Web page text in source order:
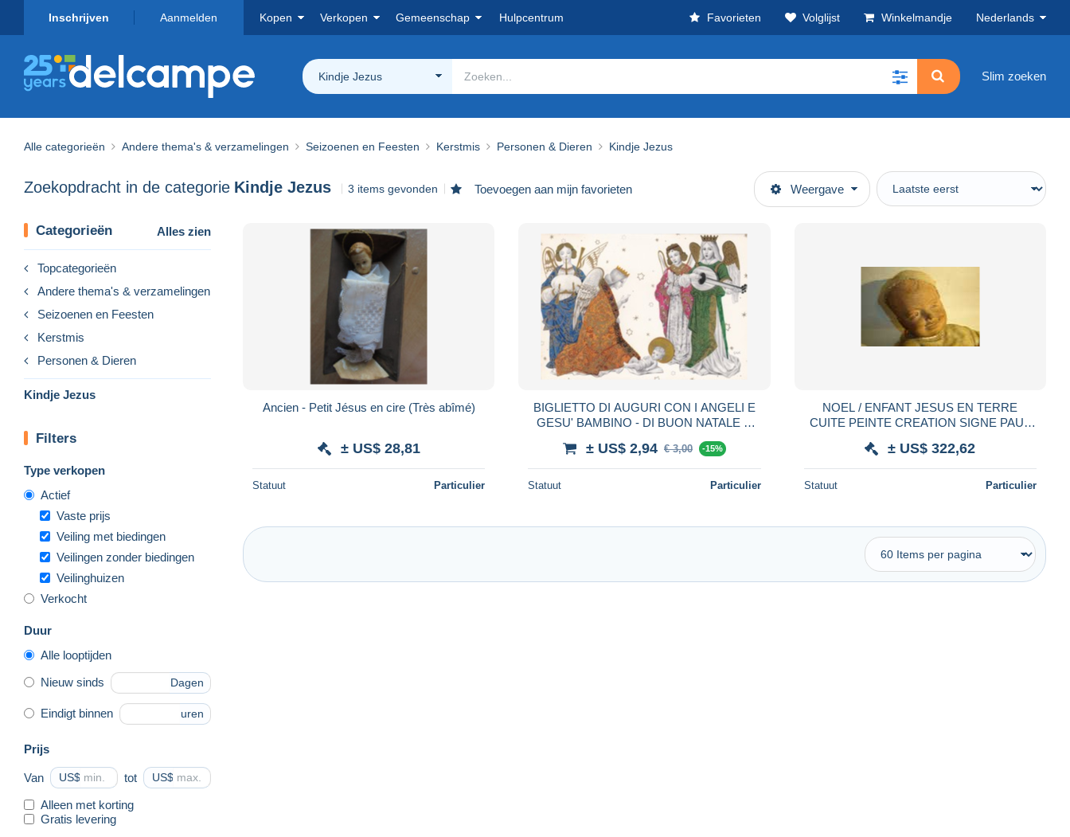
Inschrijven Aanmelden Kopen Verkopen Gemeenschap Hulpcentrum Favorieten Volglijst Winkelmandje Nederlands
Kindje Jezus Slim zoeken
Alle categorieën Andere thema's & verzamelingen Seizoenen en Feesten Kerstmis Personen & Dieren Kindje Jezus
Zoekopdracht in de categorie Kindje Jezus 3 items gevonden Toevoegen aan mijn favorieten Weergave
Categorieën Alles zien
Topcategorieën
Andere thema's & verzamelingen
Seizoenen en Feesten
Kerstmis
Personen & Dieren
Kindje Jezus
Filters
Type verkopen
Actief
Vaste prijs
Veiling met biedingen
Veilingen zonder biedingen
Veilinghuizen
Verkocht
Duur
Alle looptijden
Nieuw sinds Dagen
Eindigt binnen uren
Prijs
Van US$ tot US$
Alleen met korting
Gratis levering
Ancien - Petit Jésus en cire (Très abîmé)
± US$ 28,81
Statuut Particulier
BIGLIETTO DI AUGURI CON I ANGELI E
GESU' BAMBINO - DI BUON NATALE E
± US$ 2,94 € 3,00 -15%
Statuut Particulier
NOEL / ENFANT JESUS EN TERRE
CUITE PEINTE CREATION SIGNE PAUL
ETAT
± US$ 322,62
Statuut Particulier